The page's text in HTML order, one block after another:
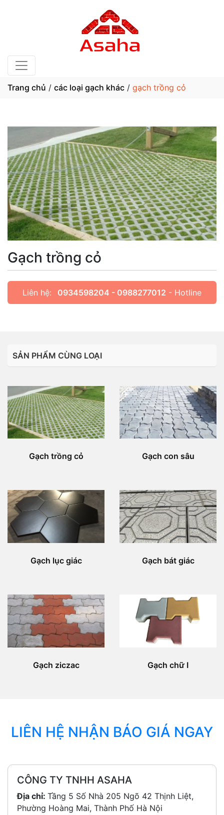
Trang chủ / các loại gạch khác / gạch trồng cỏ
Gạch trồng cỏ
Liên hệ: 0934598204 - 0988277012 - Hotline
SẢN PHẨM CÙNG LOẠI
Gạch trồng cỏ Gạch con sâu
Gạch lục giác Gạch bát giác
Gạch ziczac Gạch chữ I
LIÊN HỆ NHẬN BÁO GIÁ NGAY
CÔNG TY TNHH ASAHA
Địa chỉ: Tầng 5 Số Nhà 205 Ngõ 42 Thịnh Liệt,
Phường Hoàng Mai, Thành Phố Hà Nội